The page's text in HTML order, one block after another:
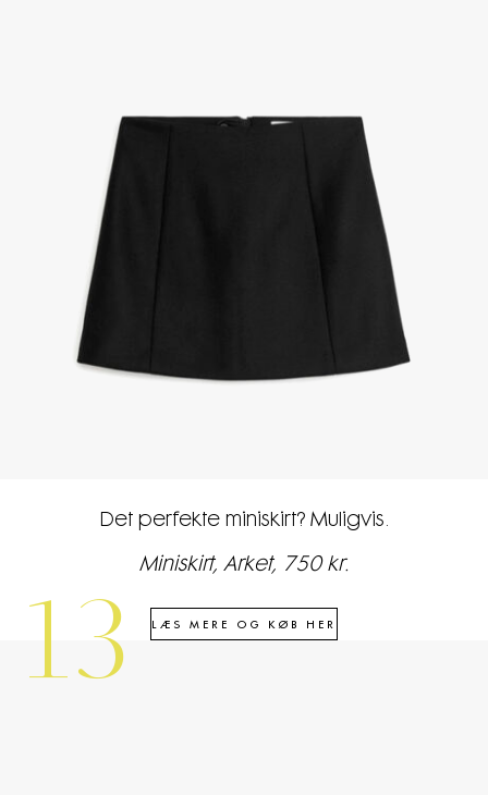
Det perfekte miniskirt? Muligvis.
Miniskirt, Arket, 750 kr.
LÆS MERE OG KØB HER
13